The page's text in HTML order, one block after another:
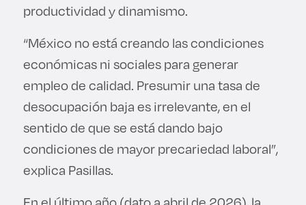
productividad y dinamismo.
“México no está creando las condiciones
económicas ni sociales para generar
empleo de calidad. Presumir una tasa de
desocupación baja es irrelevante, en el
sentido de que se está dando bajo
condiciones de mayor precariedad laboral”,
explica Pasillas.